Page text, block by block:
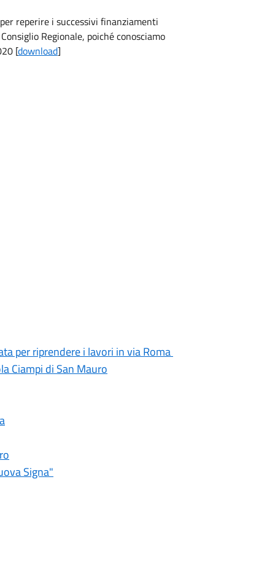
reperire i successivi finanziamenti
Regionale, poiché conosciamo
[download]
per riprendere i lavori in via Roma
Ciampi di San Mauro
Signa"